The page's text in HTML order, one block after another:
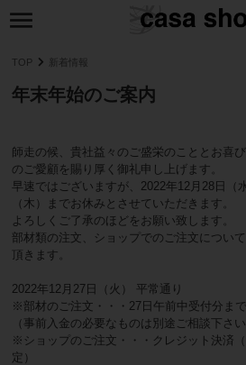
TOP 新着情報
年末年始のご案内
師走の候、貴社益々のご盛栄のこととお喜
のご愛顧を賜り厚く御礼申し上げます。
早速ではございますが、2022年12月28日（
（木）までお休みとさせていただきます。
よろしくご了承のほどをお願い致します。
部材類の注文、ショップでのご注文につい
頂きます。
2022年12月27日（火） 平常通り
※部材のご注文・・・27日午前中受付分ま
（事前入金の必要なものは別途ご相談下さい
※ショップのご注文・・・クレジット決済
定）